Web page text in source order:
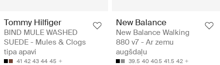
Tommy Hilfiger
BIND MULE WASHED
SUEDE - Mules & Clogs
tipa apavi
41 42 43 44 45
New Balance
New Balance Walking
880 v7 - Ar zemu
augšdaļu
39.5 40 40.5 41.5 42